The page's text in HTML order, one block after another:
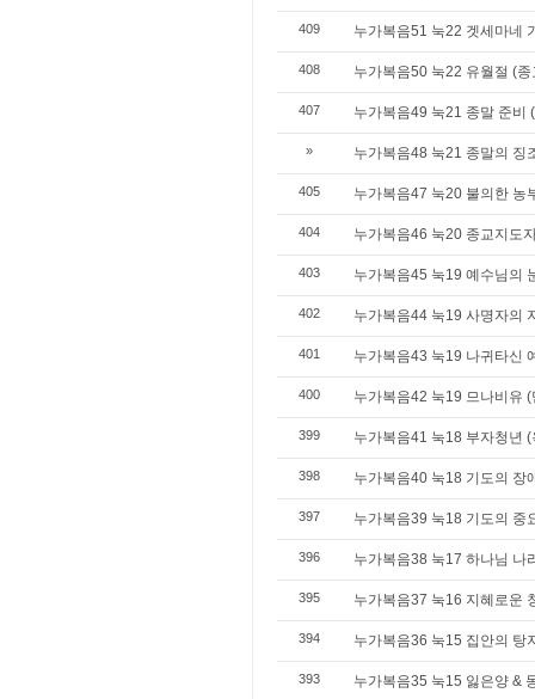
409 누가복음51 눅22 겟세마네
408 누가복음50 눅22 유월절 (
407 누가복음49 눅21 종말 준비
» 누가복음48 눅21 종말의 징
405 누가복음47 눅20 불의한 농
404 누가복음46 눅20 종교지도
403 누가복음45 눅19 예수님의
402 누가복음44 눅19 사명자의
401 누가복음43 눅19 나귀타신
400 누가복음42 눅19 므나비유
399 누가복음41 눅18 부자청년
398 누가복음40 눅18 기도의 장
397 누가복음39 눅18 기도의 중
396 누가복음38 눅17 하나님 나
395 누가복음37 눅16 지혜로운
394 누가복음36 눅15 집안의 탕
393 누가복음35 눅15 잃은양 &